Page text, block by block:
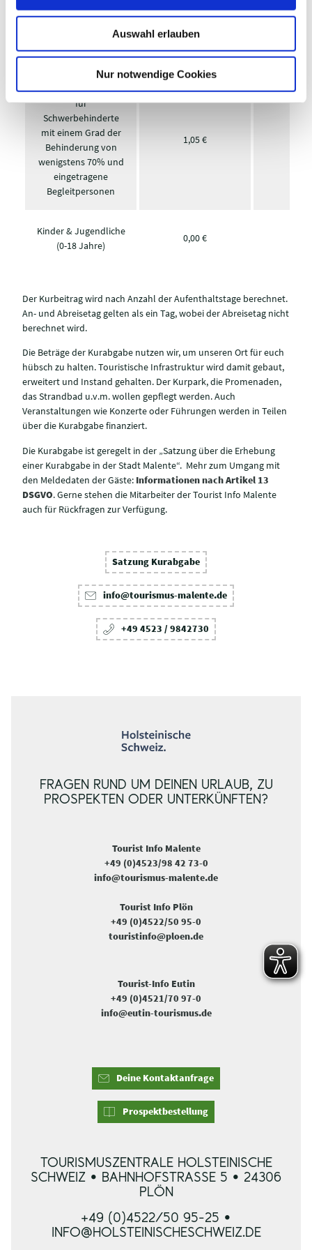
Auswahl erlauben
Nur notwendige Cookies
01.1.-30.4.
01.5.-
Erwachsene 1,40 €
erm. Kurabgabesatz
für
Schwerbehinderte
mit einem Grad der
Behinderung von
wenigstens 70% und
eingetragene
Begleitpersonen
1,05 €
Kinder & Jugendliche
(0-18 Jahre)
0,00 €
Der Kurbeitrag wird nach Anzahl der Aufenthaltstage berechnet.
An- und Abreisetag gelten als ein Tag, wobei der Abreisetag nicht
berechnet wird.
Die Beträge der Kurabgabe nutzen wir, um unseren Ort für euch
hübsch zu halten. Touristische Infrastruktur wird damit gebaut,
erweitert und Instand gehalten. Der Kurpark, die Promenaden,
das Strandbad u.v.m. wollen gepflegt werden. Auch
Veranstaltungen wie Konzerte oder Führungen werden in Teilen
über die Kurabgabe finanziert.
Die Kurabgabe ist geregelt in der „Satzung über die Erhebung
einer Kurabgabe in der Stadt Malente“. Mehr zum Umgang mit
den Meldedaten der Gäste: Informationen nach Artikel 13
DSGVO. Gerne stehen die Mitarbeiter der Tourist Info Malente
auch für Rückfragen zur Verfügung.
Satzung Kurabgabe
info@tourismus-malente.de
+49 4523 / 9842730
FRAGEN RUND UM DEINEN URLAUB, ZU
PROSPEKTEN ODER UNTERKÜNFTEN?
Tourist Info Malente
+49 (0)4523/98 42 73-0
info@tourismus-malente.de
Tourist Info Plön
+49 (0)4522/50 95-0
touristinfo@ploen.de
Tourist-Info Eutin
+49 (0)4521/70 97-0
info@eutin-tourismus.de
Deine Kontaktanfrage
Prospektbestellung
TOURISMUSZENTRALE HOLSTEINISCHE
SCHWEIZ • BAHNHOFSTRASSE 5 • 24306 P
LÖN
+49 (0)4522/50 95-25 •
INFO@HOLSTEINISCHESCHWEIZ.DE